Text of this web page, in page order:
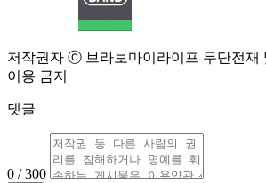
저작권자 ⓒ 브라보마이라이프 무단전재
이용 금지
댓글
0 / 300